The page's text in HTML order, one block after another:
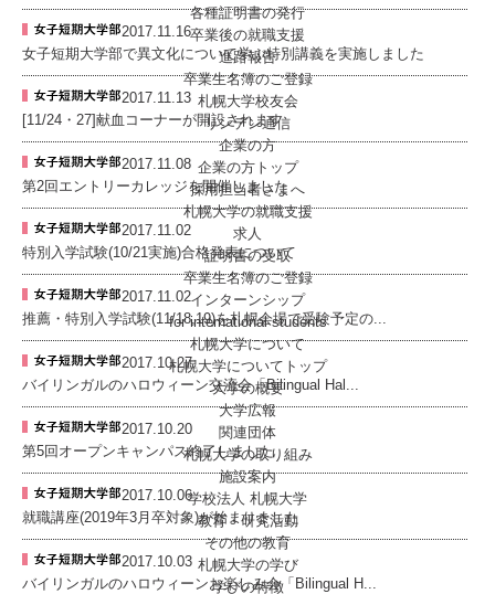
各種証明書の発行
卒業後の就職支援
進路報告
卒業生名簿のご登録
札幌大学校友会
リンデン通信
企業の方
企業の方トップ
採用担当者さまへ
札幌大学の就職支援
求人
証明書の受取
卒業生名簿のご登録
インターンシップ
for internationalstudents
札幌大学について
札幌大学についてトップ
大学の概要
大学広報
関連団体
札幌大学の取り組み
施設案内
学校法人 札幌大学
教育・研究活動
その他の教育
札幌大学の学び
学びの特徴
2017.11.16
女子短期大学部で異文化について学ぶ特別講義を実施しました
2017.11.13
[11/24・27]献血コーナーが開設されます
2017.11.08
第2回エントリーカレッジを開催しました
2017.11.02
特別入学試験(10/21実施)合格発表について
2017.11.02
推薦・特別入学試験(11/18,19)を札幌会場で受験予定の...
2017.10.27
バイリンガルのハロウィーン交流会「Bilingual Hal...
2017.10.20
第5回オープンキャンパス終了しました
2017.10.06
就職講座(2019年3月卒対象)が始まりました
2017.10.03
バイリンガルのハロウィーンお楽しみ会「Bilingual H...